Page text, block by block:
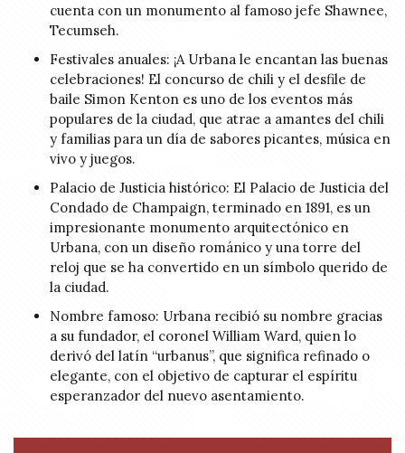
cuenta con un monumento al famoso jefe Shawnee,
Tecumseh.
Festivales anuales: ¡A Urbana le encantan las buenas
celebraciones! El concurso de chili y el desfile de
baile Simon Kenton es uno de los eventos más
populares de la ciudad, que atrae a amantes del chili
y familias para un día de sabores picantes, música en
vivo y juegos.
Palacio de Justicia histórico: El Palacio de Justicia del
Condado de Champaign, terminado en 1891, es un
impresionante monumento arquitectónico en
Urbana, con un diseño románico y una torre del
reloj que se ha convertido en un símbolo querido de
la ciudad.
Nombre famoso: Urbana recibió su nombre gracias
a su fundador, el coronel William Ward, quien lo
derivó del latín “urbanus”, que significa refinado o
elegante, con el objetivo de capturar el espíritu
esperanzador del nuevo asentamiento.